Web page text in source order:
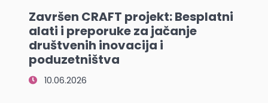
Završen CRAFT projekt: Besplatni
alati i preporuke za jačanje
društvenih inovacija i
poduzetništva
10.06.2026